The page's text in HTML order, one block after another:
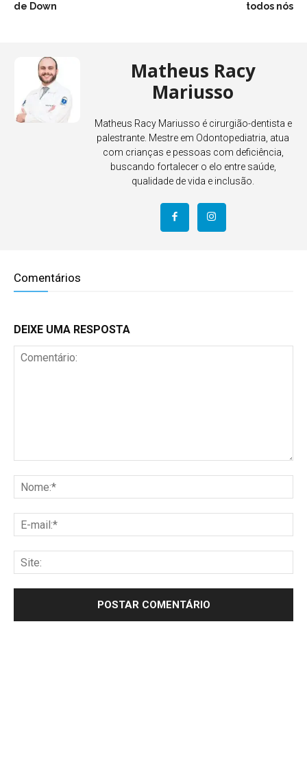
de Down
todos nós
Matheus Racy
Mariusso
Matheus Racy Mariusso é cirurgião-dentista e
palestrante. Mestre em Odontopediatria, atua
com crianças e pessoas com deficiência,
buscando fortalecer o elo entre saúde,
qualidade de vida e inclusão.
Comentários
DEIXE UMA RESPOSTA